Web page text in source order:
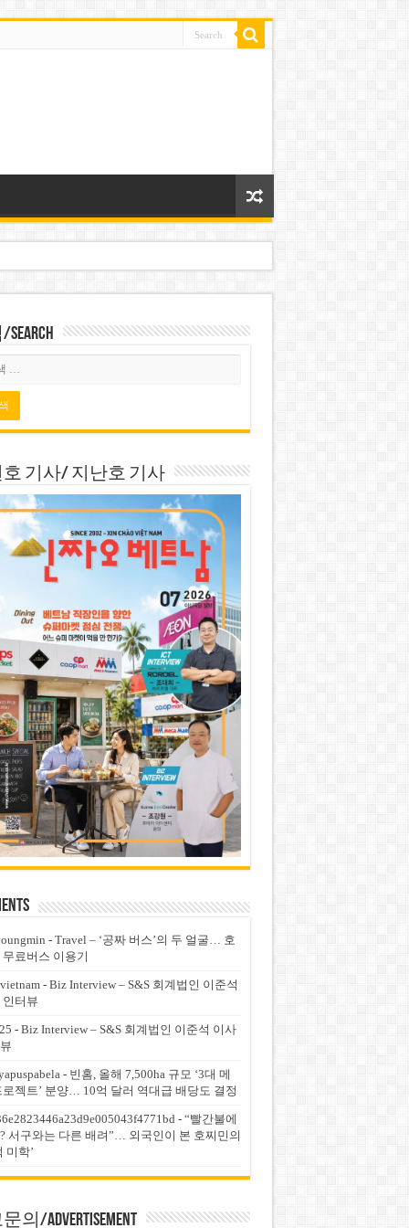
기사/ 지난호 기사
- Travel – ‘공짜 버스’의 두 얼굴… 호
료버스 이용기
- Biz Interview – S&S 회계법인 이준석
터뷰
- Biz Interview – S&S 회계법인 이준석 이사
- 빈홈, 올해 7,500ha 규모 ‘3대 메
로젝트’ 분양… 10억 달러 역대급 배당도 결정
- “빨간불에
서구와는 다른 배려”… 외국인이 본 호찌민의
미학’
의/Advertisement